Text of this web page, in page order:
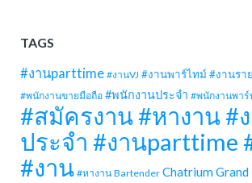
TAGS
#งานparttime #งานVJ #งานพาร์ไทม์ #งานรา
#พนักงานขายมือถือ #พนักงานประจำ #พนักงานพาร์
#สมัครงาน #หางาน #
ประจำ #งานparttime
#งาน #หางาน Bartender Chatrium Grand